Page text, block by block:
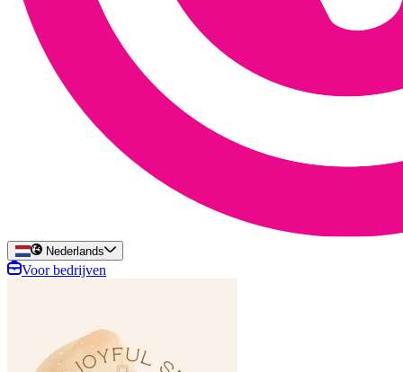
Nederlands
Voor bedrijven